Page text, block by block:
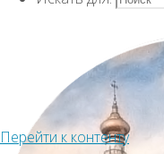
Перейти к контенту